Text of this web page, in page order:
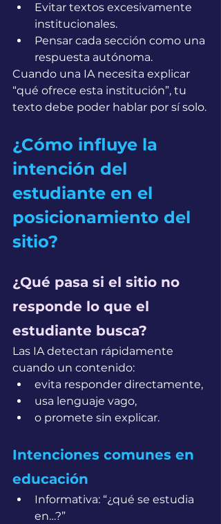
Evitar textos excesivamente
institucionales.
Pensar cada sección como una
respuesta autónoma.
Cuando una IA necesita explicar
“qué ofrece esta institución”, tu
texto debe poder hablar por sí solo.
¿Cómo influye la
intención del
estudiante en el
posicionamiento del
sitio?
¿Qué pasa si el sitio no
responde lo que el
estudiante busca?
Las IA detectan rápidamente
cuando un contenido:
evita responder directamente,
usa lenguaje vago,
o promete sin explicar.
Intenciones comunes en
educación
Informativa: “¿qué se estudia
en…?”